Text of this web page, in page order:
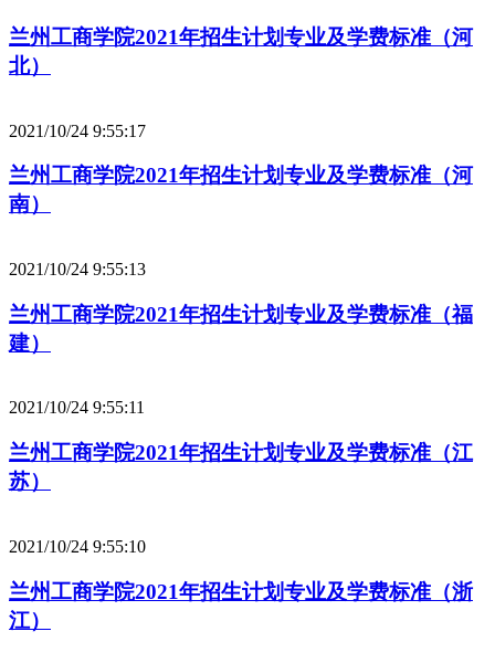
兰州工商学院2021年招生计划专业及学费标准（河
北）
2021/10/24 9:55:17
兰州工商学院2021年招生计划专业及学费标准（河
南）
2021/10/24 9:55:13
兰州工商学院2021年招生计划专业及学费标准（福
建）
2021/10/24 9:55:11
兰州工商学院2021年招生计划专业及学费标准（江
苏）
2021/10/24 9:55:10
兰州工商学院2021年招生计划专业及学费标准（浙
江）